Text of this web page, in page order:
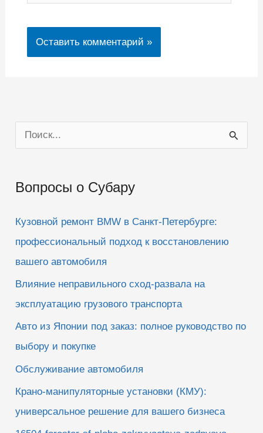
о
с
Вопросы о Субару
Кузовной ремонт BMW в Санкт-Петербурге:
профессиональный подход к восстановлению
вашего автомобиля
Влияние неправильного сход-развала на
эксплуатацию грузового транспорта
Авто из Японии под заказ: полное руководство по
выбору и покупке
Обслуживание автомобиля
Крано-манипуляторные установки (КМУ):
универсальное решение для вашего бизнеса